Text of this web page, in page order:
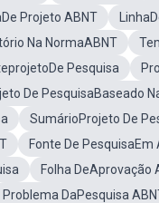
Projeto ABNT
Na NormaABNT
Pesquisa
De PesquisaBaseado
SumárioProjeto De
Fonte De PesquisaEm
Folha DeAprovação
Problema DaPesquisa